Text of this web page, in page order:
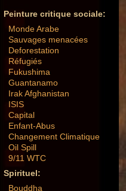
Peinture critique sociale:
Monde Arabe
Sauvages menacées
Deforestation
Réfugiés
Fukushima
Guantanamo
Irak Afghanistan
ISIS
Capital
Enfant-Abus
Changement Climatique
Oil Spill
9/11 WTC
Spirituel:
Bouddha